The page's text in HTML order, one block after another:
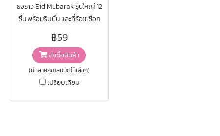
ธงราว Eid Mubarak รุ่นใหญ่ 12
ชิ้น พร้อมริบบิ้น และที่ร้อยเชือก
กระดาษแข็ง อย่างดี ธงขนาด 13.6
* 18.4 ซม.
฿59
สั่งซื้อสินค้า
(มีหลายคุณสมบัติให้เลือก)
เปรียบเทียบ